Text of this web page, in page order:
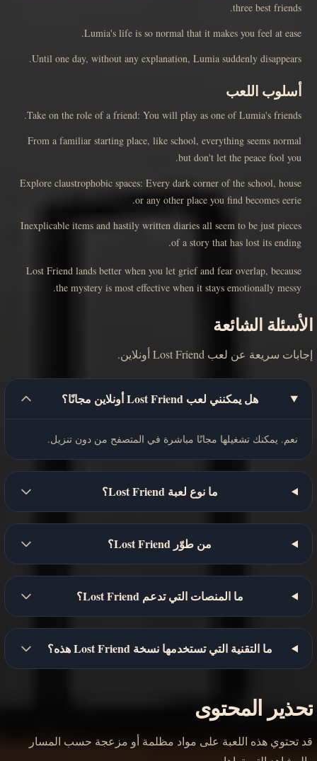
three best friends.
Lumia's life is so normal that it makes you feel at ease.
Until one day, without any explanation, Lumia suddenly disappears.
أسلوب اللعب
Take on the role of a friend: You will play as one of Lumia's friends.
From a familiar starting place, like school, everything seems normal
but don't let the peace fool you.
Explore claustrophobic spaces: Every dark corner of the school, house
or any other place you find becomes eerie.
Inexplicable items and hastily written diaries all seem to be just pieces
of a story that has lost its ending.
Lost Friend lands better when you let grief and fear overlap, because
the mystery is most effective when it stays emotionally messy.
الأسئلة الشائعة
إجابات سريعة عن لعب Lost Friend أونلاين.
هل يمكنني لعب Lost Friend أونلاين مجانًا؟
نعم. يمكنك تشغيلها مجانًا مباشرة في المتصفح من دون تنزيل.
ما نوع لعبة Lost Friend؟
من طوّر Lost Friend؟
ما المنصات التي تدعم Lost Friend؟
ما التقنية التي تستخدمها نسخة Lost Friend هذه؟
تحذير المحتوى
قد تحتوي هذه اللعبة على مواد مظلمة أو مزعجة حسب المسار